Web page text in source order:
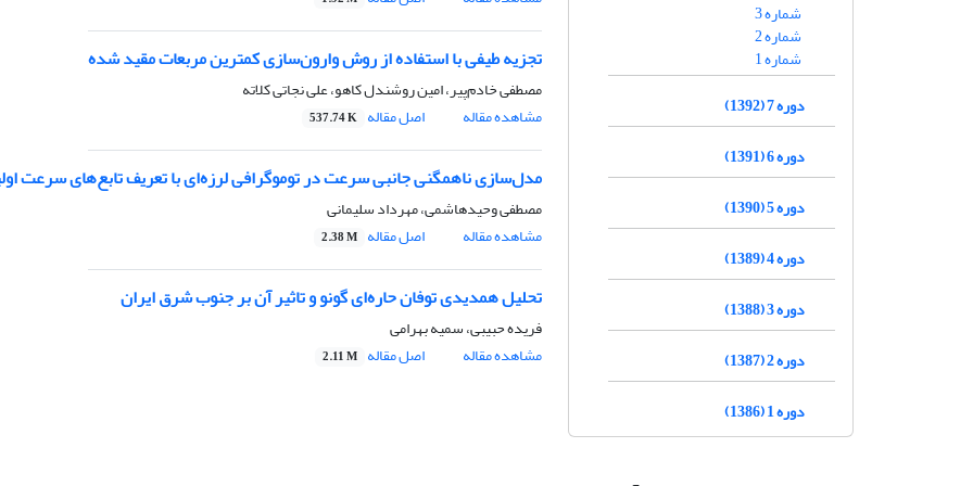
تجزیه طیفی با استفاده از روش وارون‌سازی کمترین مربعات مقید شده
مصطفی خادم‌پیر، امین روشندل کاهو، علی نجاتی کلاته
مشاهده مقاله
اصل مقاله 537.74 K
مدل‌سازی ناهمگنی جانبی سرعت در توموگرافی لرزه‌ای با تعریف تابع‌های سرعت
مصطفی وحیدهاشمی، مهرداد سلیمانی
مشاهده مقاله
اصل مقاله 2.38 M
تحلیل همدیدی توفان حاره‌ای گونو و تاثیر آن بر جنوب‌ شرق ایران
فریده حبیبی، سمیه بهرامی
مشاهده مقاله
اصل مقاله 2.11 M
شماره 3
شماره 2
شماره 1
دوره 7 (1392)
دوره 6 (1391)
دوره 5 (1390)
دوره 4 (1389)
دوره 3 (1388)
دوره 2 (1387)
دوره 1 (1386)